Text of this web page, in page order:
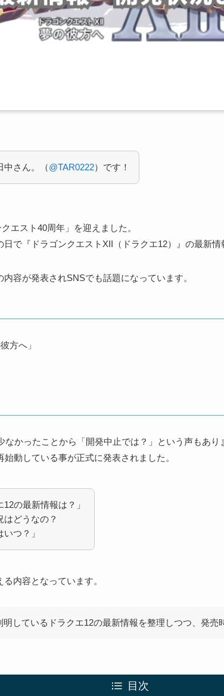
中さん。（@TAR0222）です！
エスト40周年」を迎えました。
で『ドラゴンクエストXII（ドラクエ12）』の最新情
容が発表されSNSでも話題になっています。
方へ」
なかったことから「開発中止では？」という声もあ
動している事が正式に発表されました。
12の最新情報は？」
はどうなの？
いつ？」
内容となっています。
明しているドラクエ12の最新情報を整理しつつ、発売
目次